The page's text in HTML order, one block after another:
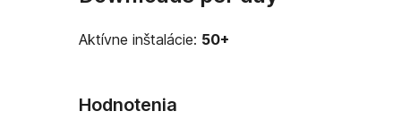
Aktívne inštalácie: 50+
Hodnotenia